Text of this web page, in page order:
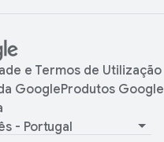
e Termos de Utilização
GoogleProdutos Google